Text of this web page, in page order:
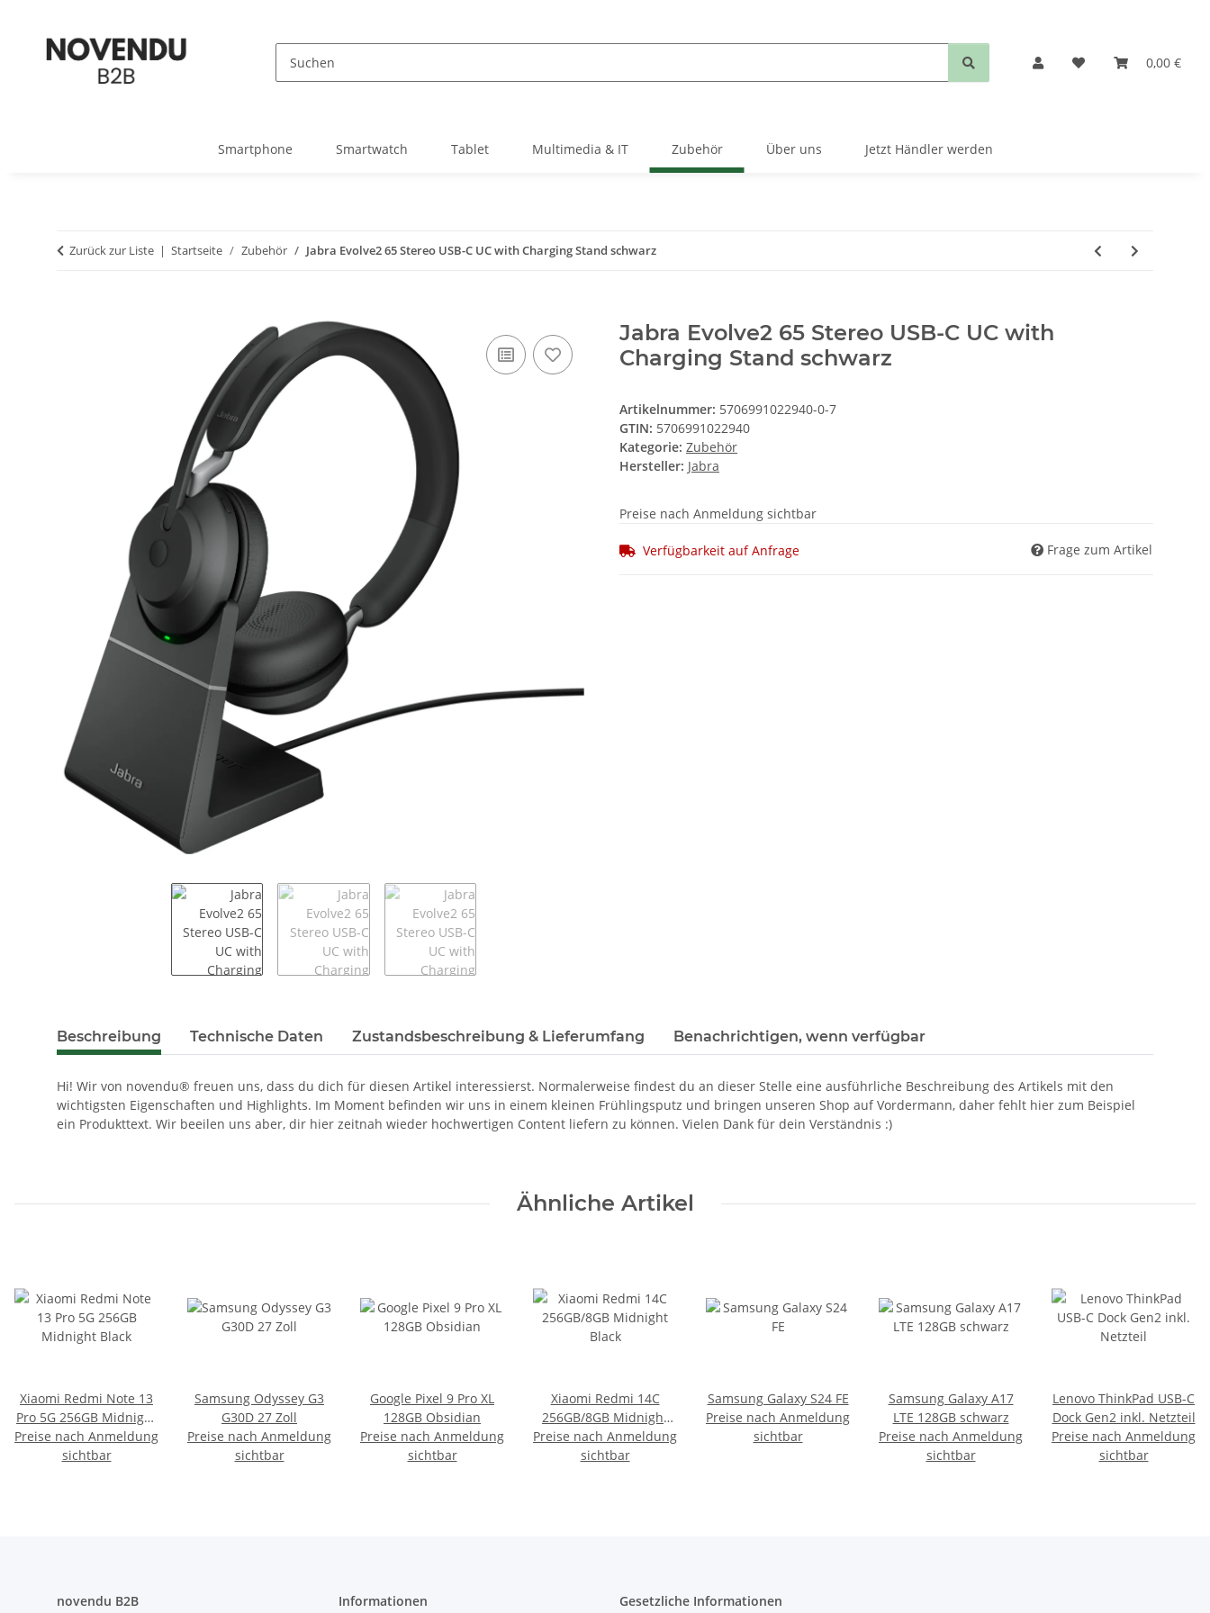
0,00 €
Smartphone Smartwatch Tablet Multimedia & IT Zubehör Über uns Jetzt Händler werden
Zurück zur Liste Startseite Zubehör Jabra Evolve2 65 Stereo USB-C UC with Charging Stand schwarz
Jabra Evolve2 65 Stereo USB-C UC with
Charging Stand schwarz
Artikelnummer: 5706991022940-0-7
GTIN: 5706991022940
Kategorie: Zubehör
Hersteller: Jabra
Preise nach Anmeldung sichtbar
Verfügbarkeit auf Anfrage Frage zum Artikel
weitere Registerkarten anzeigen
Beschreibung Technische Daten Zustandsbeschreibung & Lieferumfang Benachrichtigen, wenn verfügbar
Hi! Wir von novendu® freuen uns, dass du dich für diesen Artikel interessierst. Normalerweise findest du an dieser Stelle eine ausführliche Beschreibung des Artikels mit den
wichtigsten Eigenschaften und Highlights. Im Moment befinden wir uns in einem kleinen Frühlingsputz und bringen unseren Shop auf Vordermann, daher fehlt hier zum Beispiel
ein Produkttext. Wir beeilen uns aber, dir hier zeitnah wieder hochwertigen Content liefern zu können. Vielen Dank für dein Verständnis :)
Ähnliche Artikel
Xiaomi Redmi Note 13
Pro 5G 256GB Midnight
Black
Preise nach Anmeldung
sichtbar
Samsung Odyssey G3
G30D 27 Zoll
Preise nach Anmeldung
sichtbar
Google Pixel 9 Pro XL
128GB Obsidian
Preise nach Anmeldung
sichtbar
Xiaomi Redmi 14C
256GB/8GB Midnight
Black
Preise nach Anmeldung
sichtbar
Samsung Galaxy S24 FE
Preise nach Anmeldung
sichtbar
Samsung Galaxy A17
LTE 128GB schwarz
Preise nach Anmeldung
sichtbar
Lenovo ThinkPad USB-C
Dock Gen2 inkl. Netzteil
Preise nach Anmeldung
sichtbar
novendu B2B Informationen Gesetzliche Informationen